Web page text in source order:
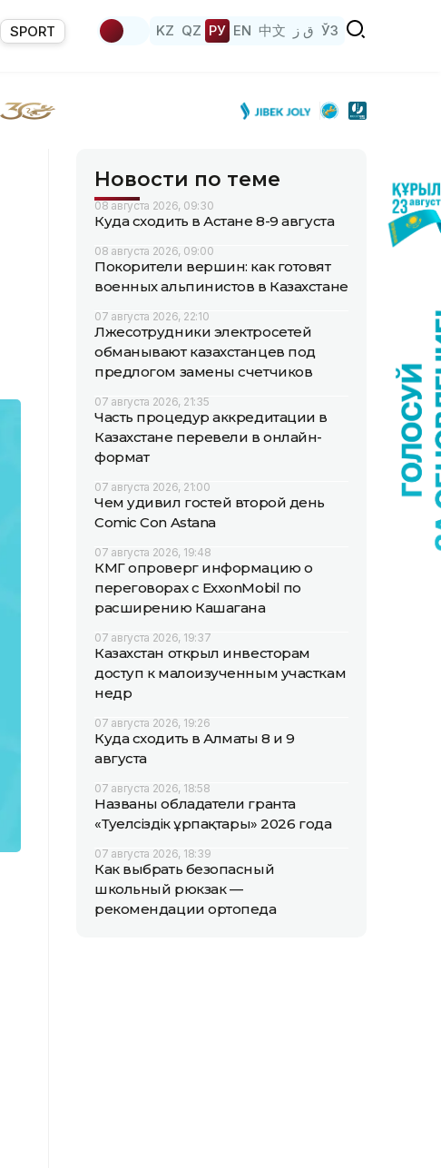
SPORT KZ QZ РУ EN 中文 ق ز ЎЗ
Новости по теме
08 августа 2026, 09:30
Куда сходить в Астане 8-9 августа
08 августа 2026, 09:00
Покорители вершин: как готовят
военных альпинистов в Казахстане
07 августа 2026, 22:10
Лжесотрудники электросетей
обманывают казахстанцев под
предлогом замены счетчиков
07 августа 2026, 21:35
Часть процедур аккредитации в
Казахстане перевели в онлайн-
формат
07 августа 2026, 21:00
Чем удивил гостей второй день
Comic Con Astana
07 августа 2026, 19:48
КМГ опроверг информацию о
переговорах с ExxonMobil по
расширению Кашагана
07 августа 2026, 19:37
Казахстан открыл инвесторам
доступ к малоизученным участкам
недр
07 августа 2026, 19:26
Куда сходить в Алматы 8 и 9
августа
07 августа 2026, 18:58
Названы обладатели гранта
«Тәуелсіздік ұрпақтары» 2026 года
07 августа 2026, 18:39
Как выбрать безопасный
школьный рюкзак —
рекомендации ортопеда